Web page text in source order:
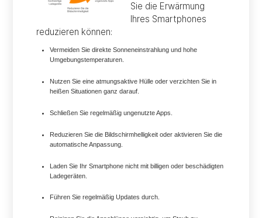
Sie die Erwärmung
Ihres Smartphones
reduzieren können:
Vermeiden Sie direkte Sonneneinstrahlung und hohe
Umgebungstemperaturen.
Nutzen Sie eine atmungsaktive Hülle oder verzichten Sie in
heißen Situationen ganz darauf.
Schließen Sie regelmäßig ungenutzte Apps.
Reduzieren Sie die Bildschirmhelligkeit oder aktivieren Sie die
automatische Anpassung.
Laden Sie Ihr Smartphone nicht mit billigen oder beschädigten
Ladegeräten.
Führen Sie regelmäßig Updates durch.